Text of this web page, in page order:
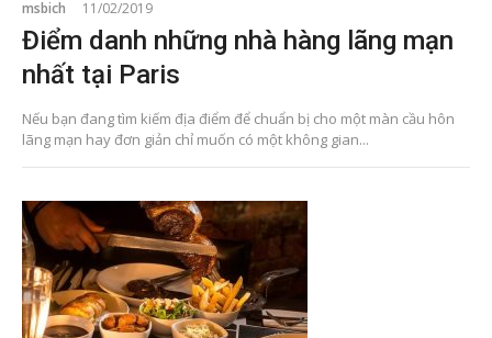
msbich 11/02/2019
Điểm danh những nhà hàng lãng mạn
nhất tại Paris
Nếu bạn đang tìm kiếm địa điểm để chuẩn bị cho một màn cầu hôn
lãng mạn hay đơn giản chỉ muốn có một không gian...